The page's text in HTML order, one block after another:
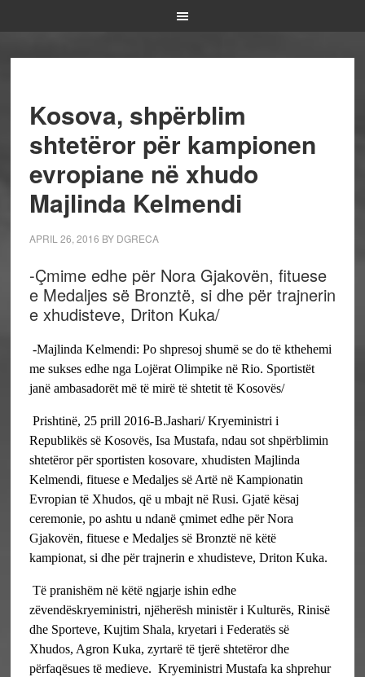
Kosova, shpërblim
shtetëror për kampionen
evropiane në xhudo
Majlinda Kelmendi
APRIL 26, 2016 BY DGRECA
-Çmime edhe për Nora Gjakovën, fituese
e Medaljes së Bronztë, si dhe për trajnerin
e xhudisteve, Driton Kuka/
-Majlinda Kelmendi: Po shpresoj shumë se do të kthehemi
me sukses edhe nga Lojërat Olimpike në Rio. Sportistët
janë ambasadorët më të mirë të shtetit të Kosovës/
Prishtinë, 25 prill 2016-B.Jashari/ Kryeministri i
Republikës së Kosovës, Isa Mustafa, ndau sot shpërblimin
shtetëror për sportisten kosovare, xhudisten Majlinda
Kelmendi, fituese e Medaljes së Artë në Kampionatin
Evropian të Xhudos, që u mbajt në Rusi. Gjatë kësaj
ceremonie, po ashtu u ndanë çmimet edhe për Nora
Gjakovën, fituese e Medaljes së Bronztë në këtë
kampionat, si dhe për trajnerin e xhudisteve, Driton Kuka.
Të pranishëm në këtë ngjarje ishin edhe
zëvendëskryeministri, njëherësh ministër i Kulturës, Rinisë
dhe Sporteve, Kujtim Shala, kryetari i Federatës së
Xhudos, Agron Kuka, zyrtarë të tjerë shtetëror dhe
përfaqësues të medieve. Kryeministri Mustafa ka shprehur